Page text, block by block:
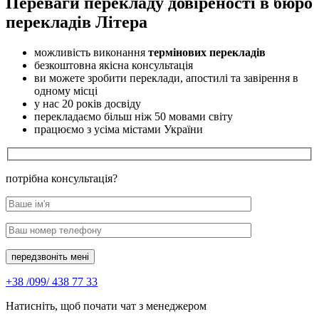
перекладів Літера
можливість виконання термінових перекладів
безкоштовна якісна консультація
ви можете зробити переклади, апостилі та завірення в
одному місці
у нас 20 років досвіду
перекладаємо більш ніж 50 мовами світу
працюємо з усіма містами України
потрібна консультація?
передзвоніть мені
+38 /099/ 438 77 33
Натисніть, щоб почати чат з менеджером